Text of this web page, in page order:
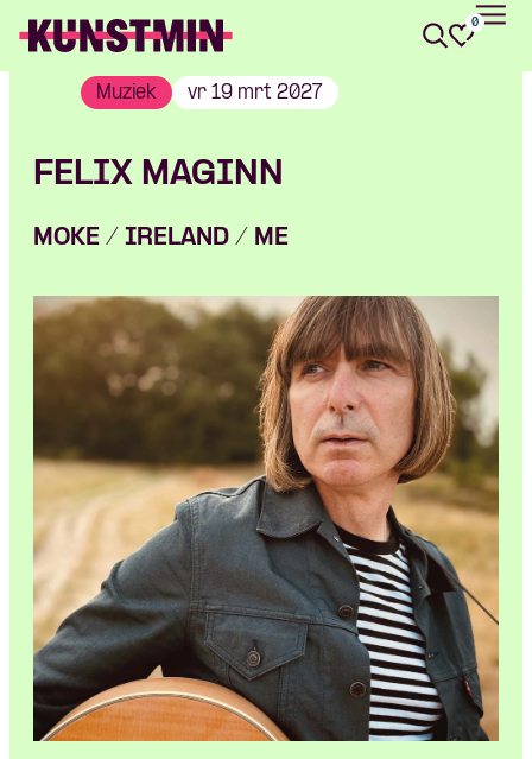
Skip navigatie
0
Muziek vr 19 mrt 2027
FELIX MAGINN
MOKE / IRELAND / ME